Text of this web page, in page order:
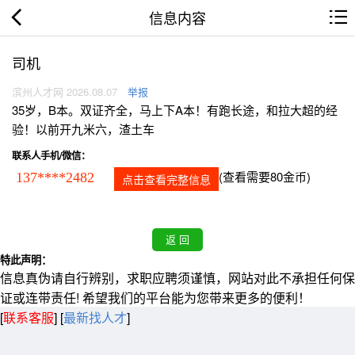
信息内容
司机
滨州人才网 2026.08.07 举报
35岁，B本。双证齐全，马上下A本！有跑长途，和拉大超的经
验！以前开九米六，渣土车
联系人手机/微信：
137****2482 点击查看完整信息 (查看需要80金币)
特此声明：
信息真伪请自行辨别，求职应聘须谨慎，网站对此不承担任何保
证或连带责任! 希望我们的平台能为您带来更多的便利！
[联系客服] [最新找人才]